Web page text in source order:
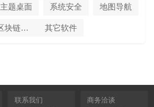
主题桌面 系统安全 地图导航
区块链应用 其它软件
联系我们
商务洽谈